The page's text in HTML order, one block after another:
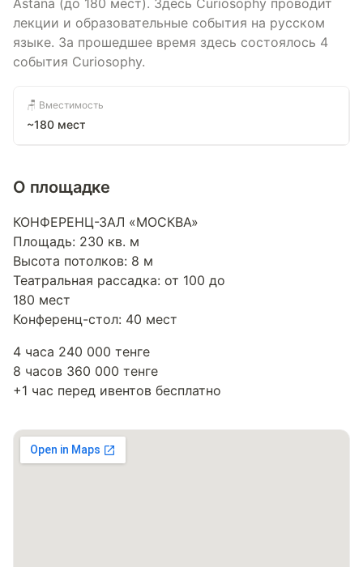
Astana (до 180 мест). Здесь Curiosophy проводит
лекции и образовательные события на русском
языке. За прошедшее время здесь состоялось 4
события Curiosophy.
🪑 Вместимость
~180 мест
О площадке
КОНФЕРЕНЦ-ЗАЛ «МОСКВА»
Площадь: 230 кв. м
Высота потолков: 8 м
Театральная рассадка: от 100 до
180 мест
Конференц-стол: 40 мест
4 часа 240 000 тенге
8 часов 360 000 тенге
+1 час перед ивентов бесплатно